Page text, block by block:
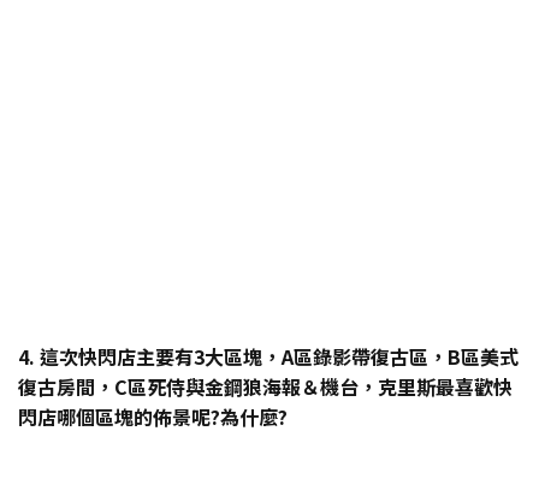
4. 這次快閃店主要有3大區塊，A區錄影帶復古區，B區美式
復古房間，C區死侍與金鋼狼海報＆機台，克里斯最喜歡快
閃店哪個區塊的佈景呢?為什麼?